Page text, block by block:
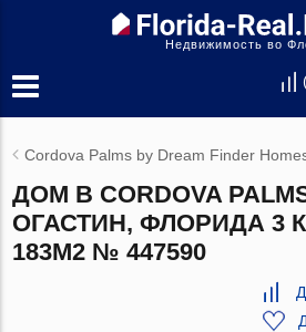
Недвижимость во
Cordova Palms by Dream Finder
ДОМ В CORDOVA
ОГАСТИН, ФЛОРИДА 3
183М2 № 447590